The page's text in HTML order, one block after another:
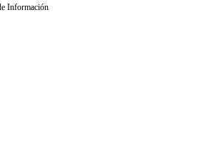
Información